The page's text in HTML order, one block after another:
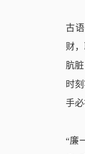
古
财
肮
时
手
“廉